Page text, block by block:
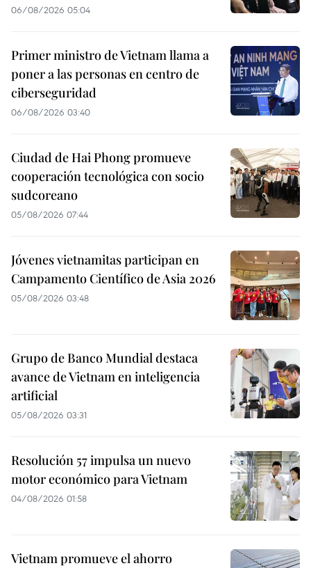
06/08/2026 05:04
Primer ministro de Vietnam llama a
poner a las personas en centro de
ciberseguridad
06/08/2026 03:40
Ciudad de Hai Phong promueve
cooperación tecnológica con socio
sudcoreano
05/08/2026 07:44
Jóvenes vietnamitas participan en
Campamento Científico de Asia 2026
05/08/2026 03:48
Grupo de Banco Mundial destaca
avance de Vietnam en inteligencia
artificial
05/08/2026 03:31
Resolución 57 impulsa un nuevo
motor económico para Vietnam
04/08/2026 01:58
Vietnam promueve el ahorro